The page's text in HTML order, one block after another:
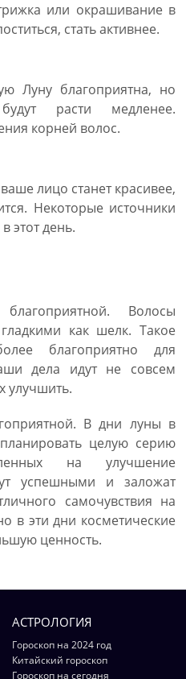
или окрашивание в
стать активнее.
Луну благоприятна, но
расти медленее.
корней волос.
лицо станет красивее,
Некоторые источники
этот день.
Волосы
как шелк. Такое
благоприятно для
дела идут не совсем
улучшить.
В дни луны в
целую серию
на улучшение
успешными и заложат
самочувствия на
в эти дни косметические
ценность.
АСТРОЛОГИЯ
Гороскоп на 2024 год
Китайский гороскоп
Гороскоп на сегодня